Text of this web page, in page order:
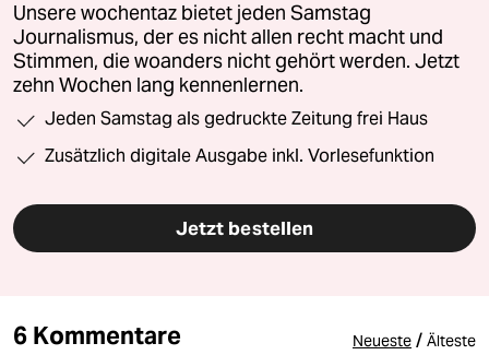
Unsere wochentaz bietet jeden Samstag
Journalismus, der es nicht allen recht macht und
Stimmen, die woanders nicht gehört werden. Jetzt
zehn Wochen lang kennenlernen.
Jeden Samstag als gedruckte Zeitung frei Haus
Zusätzlich digitale Ausgabe inkl. Vorlesefunktion
Jetzt bestellen
6 Kommentare Neueste / Älteste